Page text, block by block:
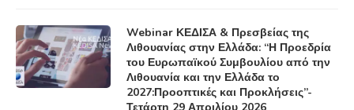
Webinar ΚΕΔΙΣΑ & Πρεσβείας της
Λιθουανίας στην Ελλάδα: “Η Προεδρία
του Ευρωπαϊκού Συμβουλίου από την
Λιθουανία και την Ελλάδα το
2027:Προοπτικές και Προκλήσεις”-